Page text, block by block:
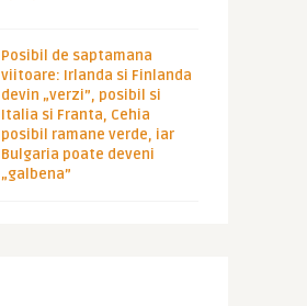
Posibil de saptamana
viitoare: Irlanda si Finlanda
devin „verzi”, posibil si
Italia si Franta, Cehia
posibil ramane verde, iar
Bulgaria poate deveni
„galbena”